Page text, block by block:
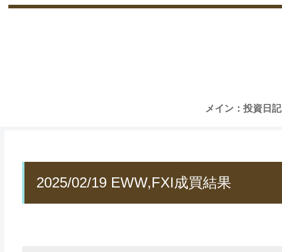
メイン：投資日記
2025/02/19 EWW,FXI成買結果